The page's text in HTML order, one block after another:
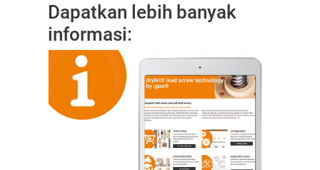
Dapatkan lebih banyak
informasi: